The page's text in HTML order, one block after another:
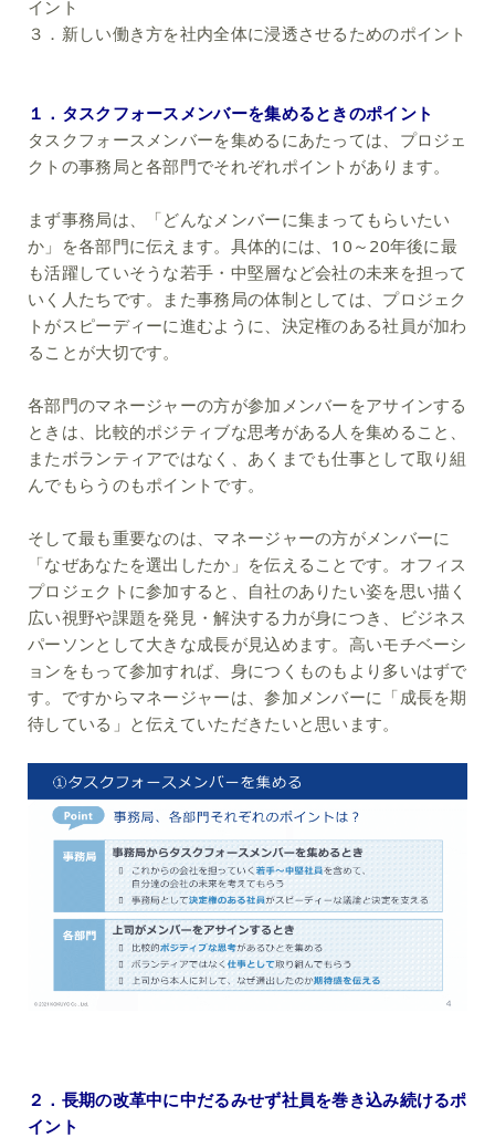
イント
３．新しい働き方を社内全体に浸透させるためのポイント
１．タスクフォースメンバーを集めるときのポイント
タスクフォースメンバーを集めるにあたっては、プロジェ
クトの事務局と各部門でそれぞれポイントがあります。
まず事務局は、「どんなメンバーに集まってもらいたい
か」を各部門に伝えます。具体的には、10～20年後に最
も活躍していそうな若手・中堅層など会社の未来を担って
いく人たちです。また事務局の体制としては、プロジェク
トがスピーディーに進むように、決定権のある社員が加わ
ることが大切です。
各部門のマネージャーの方が参加メンバーをアサインする
ときは、比較的ポジティブな思考がある人を集めること、
またボランティアではなく、あくまでも仕事として取り組
んでもらうのもポイントです。
そして最も重要なのは、マネージャーの方がメンバーに
「なぜあなたを選出したか」を伝えることです。オフィス
プロジェクトに参加すると、自社のありたい姿を思い描く
広い視野や課題を発見・解決する力が身につき、ビジネス
パーソンとして大きな成長が見込めます。高いモチベーシ
ョンをもって参加すれば、身につくものもより多いはずで
す。ですからマネージャーは、参加メンバーに「成長を期
待している」と伝えていただきたいと思います。
２．長期の改革中に中だるみせず社員を巻き込み続けるポ
イント